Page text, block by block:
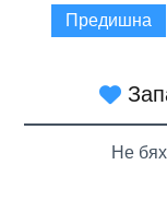
Предишна
Не